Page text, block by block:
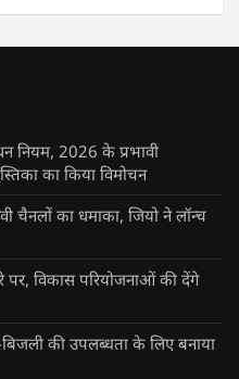
नियम, 2026 के प्रभावी
का किया विमोचन
चैनलों का धमाका, जियो ने लॉन्च
पर, विकास परियोजनाओं की देंगे
की उपलब्धता के लिए बनाया